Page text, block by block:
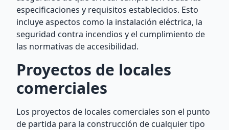
especificaciones y requisitos establecidos. Esto
incluye aspectos como la instalación eléctrica, la
seguridad contra incendios y el cumplimiento de
las normativas de accesibilidad.
Proyectos de locales
comerciales
Los proyectos de locales comerciales son el punto
de partida para la construcción de cualquier tipo